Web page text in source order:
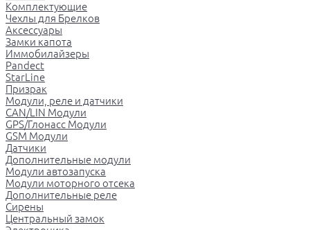
Комплектующие
Чехлы для Брелков
Аксессуары
Замки капота
Иммобилайзеры
Pandect
StarLine
Призрак
Модули, реле и датчики
CAN/LIN Модули
GPS/Глонасс Модули
GSM Модули
Датчики
Дополнительные модули
Модули автозапуска
Модули моторного отсека
Дополнительные реле
Сирены
Центральный замок